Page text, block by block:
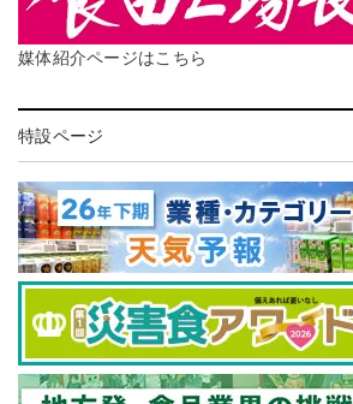
媒体紹介ページはこちら
特設ページ